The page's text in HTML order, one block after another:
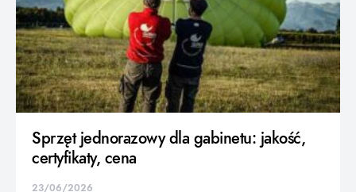
Sprzęt jednorazowy dla gabinetu: jakość,
certyfikaty, cena
23/06/2026